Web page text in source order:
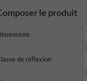
le produit
de réflexion